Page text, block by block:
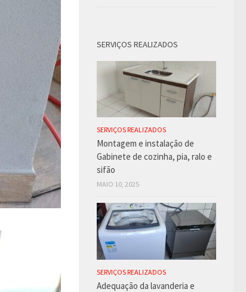
SERVIÇOS REALIZADOS
SERVIÇOS REALIZADOS
Montagem e instalação de
Gabinete de cozinha, pia, ralo e
sifão
MAIO 10, 2025
SERVIÇOS REALIZADOS
Adequação da lavanderia e